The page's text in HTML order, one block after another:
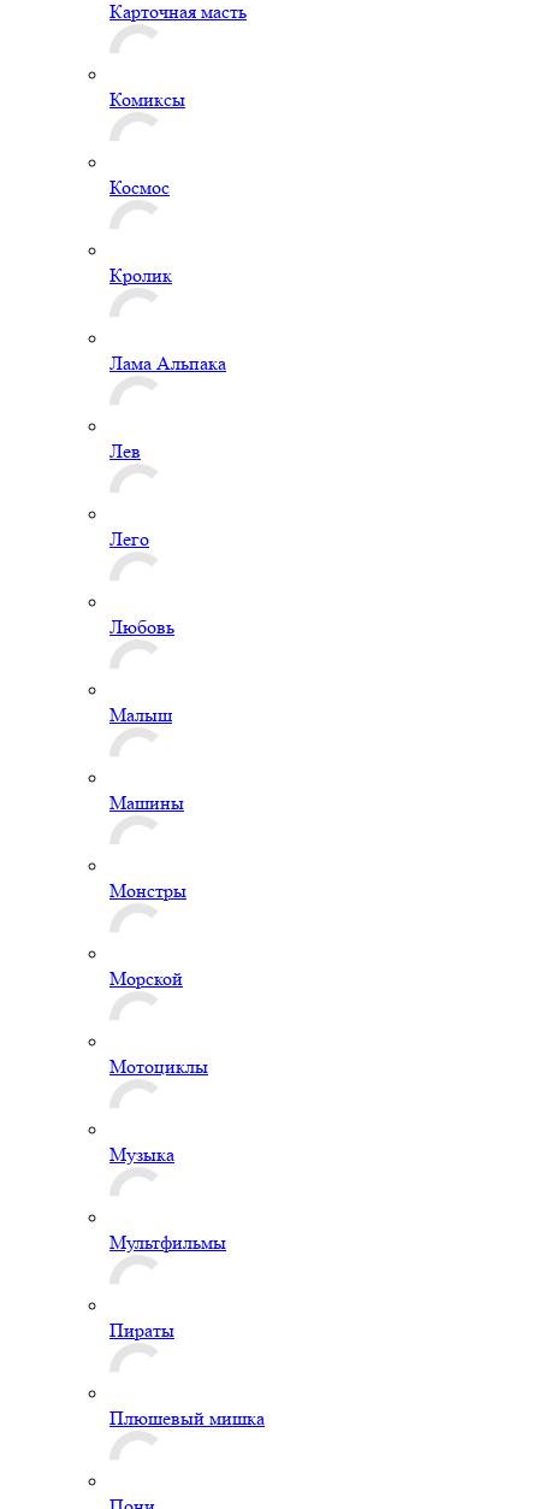
Карточная масть
Комиксы
Космос
Кролик
Лама Альпака
Лев
Лего
Любовь
Малыш
Машины
Монстры
Морской
Мотоциклы
Музыка
Мультфильмы
Пираты
Плюшевый мишка